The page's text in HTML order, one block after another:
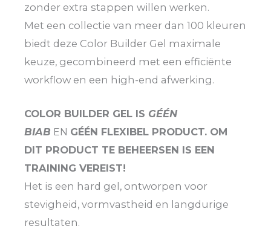
zonder extra stappen willen werken.
Met een collectie van meer dan 100 kleuren
biedt deze Color Builder Gel maximale
keuze, gecombineerd met een efficiënte
workflow en een high-end afwerking.
COLOR BUILDER GEL IS GÉÉN
BIAB EN GÉÉN FLEXIBEL PRODUCT. OM
DIT PRODUCT TE BEHEERSEN IS EEN
TRAINING VEREIST!
Het is een hard gel, ontworpen voor
stevigheid, vormvastheid en langdurige
resultaten.